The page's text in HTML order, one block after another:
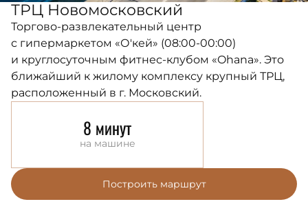
ТРЦ Новомосковский
Торгово-развлекательный центр
с гипермаркетом «О'кей» (08:00-00:00)
и круглосуточным фитнес-клубом «Ohana». Это
ближайший к жилому комплексу крупный ТРЦ,
расположенный в г. Московский.
8 минут
на машине
Построить маршрут